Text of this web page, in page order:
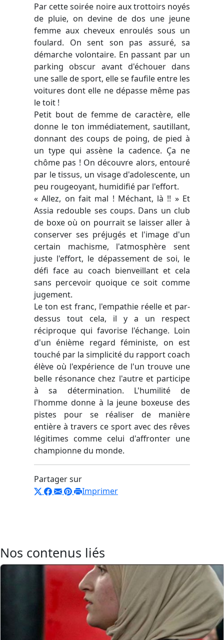
Par cette soirée noire aux trottoirs noyés
de pluie, on devine de dos une jeune
femme aux cheveux enroulés sous un
foulard. On sent son pas assuré, sa
démarche volontaire. En passant par un
parking obscur avant d'échouer dans
une salle de sport, elle se faufile entre les
voitures dont elle ne dépasse même pas
le toit !
Petit bout de femme de caractère, elle
donne le ton immédiatement, sautillant,
donnant des coups de poing, de pied à
un type qui assène la cadence. Ça ne
chôme pas ! On découvre alors, entouré
par le tissus, un visage d'adolescente, un
peu rougeoyant, humidifié par l'effort.
« Allez, on fait mal ! Méchant, là !! » Et
Assia redouble ses coups. Dans un club
de boxe où on pourrait se laisser aller à
conserver ses préjugés et l'image d'un
certain machisme, l'atmosphère sent
juste l'effort, le dépassement de soi, le
défi face au coach bienveillant et cela
sans percevoir quoique ce soit comme
jugement.
Le ton est franc, l'empathie réelle et par-
dessus tout cela, il y a un respect
réciproque qui favorise l'échange. Loin
d'un énième regard féministe, on est
touché par la simplicité du rapport coach
élève où l'expérience de l'un trouve une
belle résonance chez l'autre et participe
à sa détermination. L'humilité de
l'homme donne à la jeune boxeuse des
pistes pour se réaliser de manière
entière à travers ce sport avec des rêves
légitimes comme celui d'affronter une
championne du monde.
Partager sur
Imprimer
Nos contenus liés